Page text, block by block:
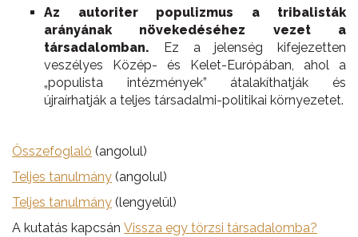
Az autoriter populizmus a tribalisták
arányának növekedéséhez vezet a
társadalomban. Ez a jelenség kifejezetten
veszélyes Közép- és Kelet-Európában, ahol a
„populista intézmények” átalakíthatják és
újraírhatják a teljes társadalmi-politikai környezetet.
Összefoglaló (angolul)
Teljes tanulmány (angolul)
Teljes tanulmány (lengyelül)
A kutatás kapcsán Vissza egy törzsi társadalomba?